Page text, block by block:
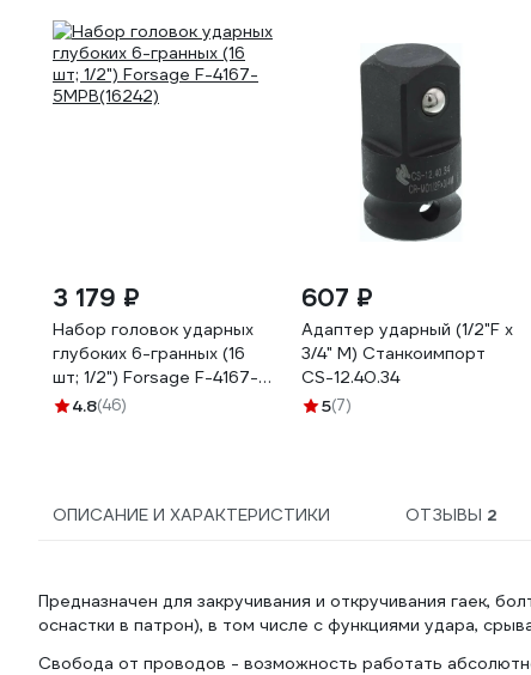
3 179 ₽
Набор головок ударных
глубоких 6-гранных (16
шт; 1/2") Forsage F-4167-
5MPB(16242)
4.8(46)
607 ₽
Адаптер ударный (1/2"F х
3/4" M) Станкоимпорт
CS-12.40.34
5(7)
ОПИСАНИЕ И ХАРАКТЕРИСТИКИ ОТЗЫВЫ 2
Предназначен для закручивания и откручивания гаек,
оснастки в патрон), в том числе с функциями удара,
Свобода от проводов - возможность работать